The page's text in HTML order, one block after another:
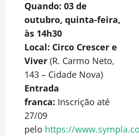
Quando: 03 de
outubro, quinta-feira,
às 14h30
Local: Circo Crescer e
Viver (R. Carmo Neto,
143 – Cidade Nova)
Entrada
franca: Inscrição até
27/09
pelo https://